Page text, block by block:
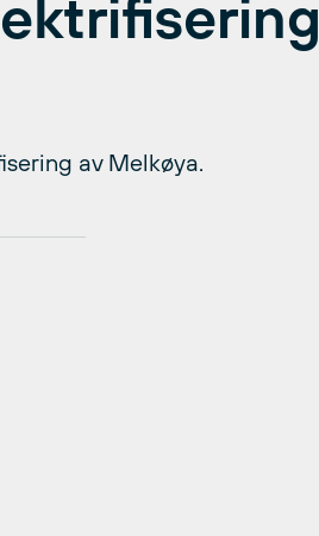
av Melkøya.